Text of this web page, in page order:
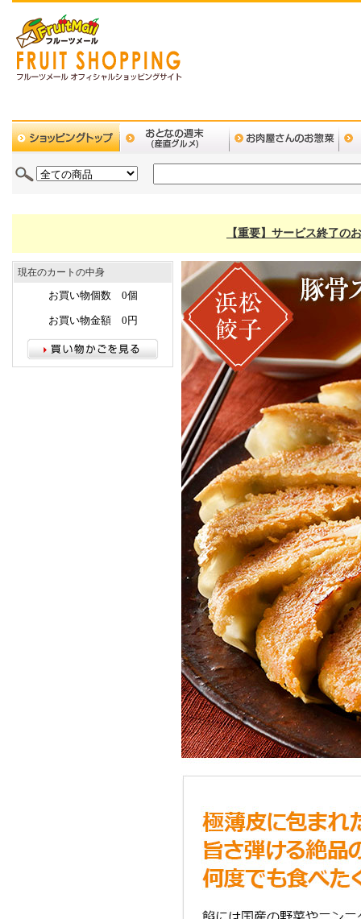
【重要】サービス終了の
現在のカートの中身
お買い物個数 0個
お買い物金額 0円